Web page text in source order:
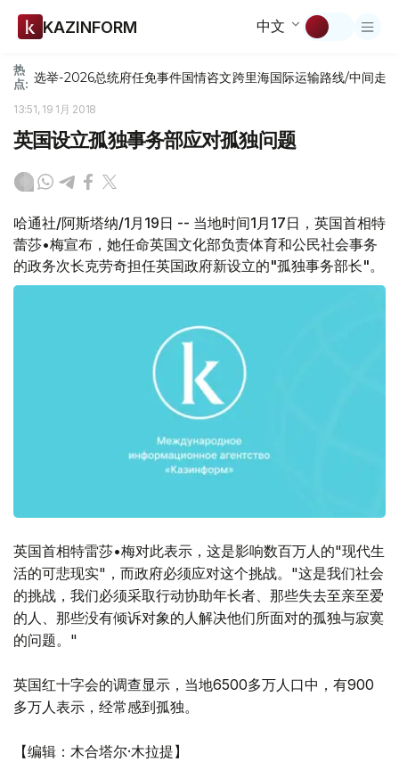
KAZINFORM 中文
热
点: 选举-2026总统府任免事件国情咨文跨里海国际运输路线/中间走廊
13:51, 19 1月 2018
英国设立孤独事务部应对孤独问题
哈通社/阿斯塔纳/1月19日 -- 当地时间1月17日，英国首相特
蕾莎•梅宣布，她任命英国文化部负责体育和公民社会事务
的政务次长克劳奇担任英国政府新设立的"孤独事务部长"。
英国首相特雷莎•梅对此表示，这是影响数百万人的"现代生
活的可悲现实"，而政府必须应对这个挑战。"这是我们社会
的挑战，我们必须采取行动协助年长者、那些失去至亲至爱
的人、那些没有倾诉对象的人解决他们所面对的孤独与寂寞
的问题。"
英国红十字会的调查显示，当地6500多万人口中，有900
多万人表示，经常感到孤独。
【编辑：木合塔尔·木拉提】